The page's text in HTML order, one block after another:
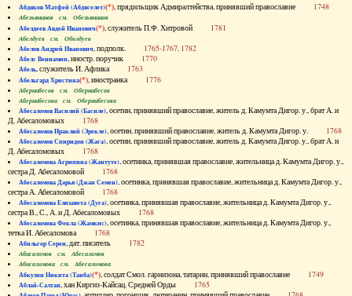
Абдяков Матфей (Абдяселет)(*), прядильщик Адмиралтейства, принявший православие 1748
Абезьянинов см. Обезьянинов
Абелдеев Авдей Иванович(*), служитель П.Ф. Хитровой 1781
Абелдуев см. Оболдуев
Абелов Андрей Иванович, подполк. 1765-1767, 1782
Абелс Вениамин, иностр. поручик 1770
Абель, служитель И. Афлика 1763
Абельгард Христина(*), иностранка 1776
Абернибесов см. Обернибесов
Абернибесова см. Обернибесова
Абесаломов Василий (Басиле), осетин, принявший православие, житель д. Камумта Дигор. у., брат А. и
Д. Абесаломовых 1768
Абесаломов Ираклий (Эрекле), осетин, принявший православие, житель д. Камумта Дигор. у. 1768
Абесаломов Спиридон (Жага), осетин, принявший православие, житель д. Камумта Дигор. у., брат А. и
Д. Абесаломовых 1768
Абесаломова Агрипина (Жантуте), осетинка, принявшая православие, жительница д. Камумта Дигор. у.,
сестра Д. Абесаломовой 1768
Абесаломова Дарья (Джан Семен), осетинка, принявшая православие, жительница д. Камумта Дигор. у.,
сестра А. Абесаломовой 1768
Абесаломова Елизавета (Дуга), осетинка, принявшая православие, жительница д. Камумта Дигор. у.,
сестра В., С., А. и Д. Абесаломовых 1768
Абесаломова Фекла (Жамкис), осетинка, принявшая православие, жительница д. Камумта Дигор. у.,
тетка И. Абесаломова 1768
Абильгор Серен, дат. писатель 1782
Абисаломов см. Абесаломов
Абисаломова см. Абесаломова
Абкузин Никита (Танба)(*), солдат Смол. гарнизона, татарин, принявший православие 1749
Аблай-Салтан, хан Киргиз-Кайсац. Средней Орды 1765